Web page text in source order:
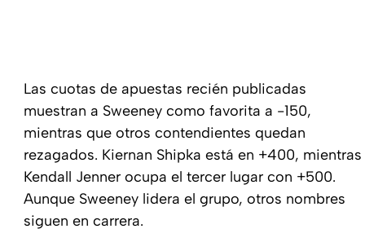
Las cuotas de apuestas recién publicadas
muestran a Sweeney como favorita a -150,
mientras que otros contendientes quedan
rezagados. Kiernan Shipka está en +400, mientras
Kendall Jenner ocupa el tercer lugar con +500.
Aunque Sweeney lidera el grupo, otros nombres
siguen en carrera.